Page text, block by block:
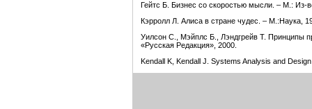
Гейтс Б. Бизнес со скоростью мысли. – М.:
Кэрролл Л. Алиса в стране чудес. – М.:Наука,
Уилсон С., Мэйплс Б., Лэндгрейв Т. Принципы
«Русская Редакция», 2000.
Kendall K, Kendall J. Systems Analysis and